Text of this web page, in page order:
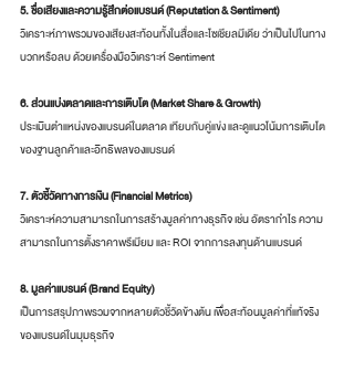
5. ชื่อเสียงและความรู้สึกต่อแบรนด์ (Reputation & Sentiment)
วิเคราะห์ภาพรวมของเสียงสะท้อนทั้งในสื่อและโซเชียลมีเดีย ว่าเป็นไปในทาง
บวกหรือลบ ด้วยเครื่องมือวิเคราะห์ Sentiment
6. ส่วนแบ่งตลาดและการเติบโต (Market Share & Growth)
ประเมินตำแหน่งของแบรนด์ในตลาด เทียบกับคู่แข่ง และดูแนวโน้มการเติบโต
ของฐานลูกค้าและอิทธิพลของแบรนด์
7. ตัวชี้วัดทางการเงิน (Financial Metrics)
วิเคราะห์ความสามารถในการสร้างมูลค่าทางธุรกิจ เช่น อัตรากำไร ความ
สามารถในการตั้งราคาพรีเมียม และ ROI จากการลงทุนด้านแบรนด์
8. มูลค่าแบรนด์ (Brand Equity)
เป็นการสรุปภาพรวมจากหลายตัวชี้วัดข้างต้น เพื่อสะท้อนมูลค่าที่แท้จริง
ของแบรนด์ในมุมธุรกิจ